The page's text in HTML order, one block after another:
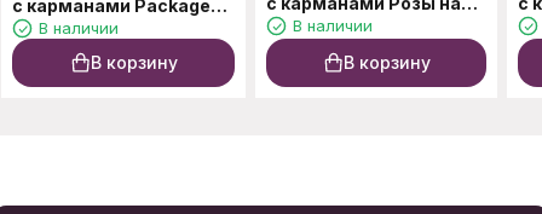
с карманами Packages
37*37см
В наличии
В корзину
джинсах 37*37см
В наличии
В корзину